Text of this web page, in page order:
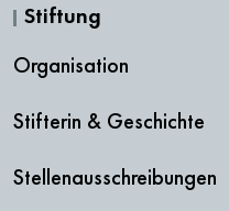
Stiftung
Organisation
Stifterin & Geschichte
Stellenausschreibungen